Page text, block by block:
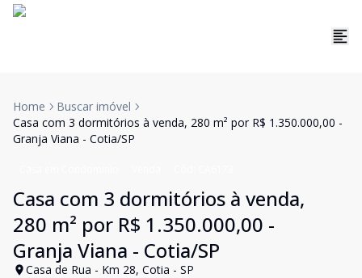
Home
Buscar imóvel
Casa com 3 dormitórios à venda, 280 m² por R$ 1.350.000,00 -
Granja Viana - Cotia/SP
Casa com 3 dormitórios à venda,
280 m² por R$ 1.350.000,00 -
Granja Viana - Cotia/SP
Casa de Rua - Km 28, Cotia - SP